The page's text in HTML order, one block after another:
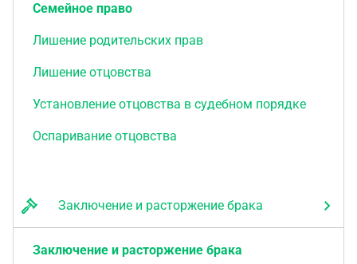
Семейное право
Лишение родительских прав
Лишение отцовства
Установление отцовства в судебном порядке
Оспаривание отцовства
Заключение и расторжение брака
Заключение и расторжение брака